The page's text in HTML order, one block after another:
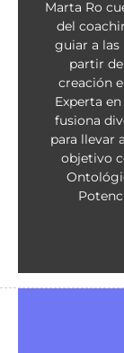
Marta Ro
del
guiar a las
partir
creación
Experta
fusiona
para llevar
objetivo